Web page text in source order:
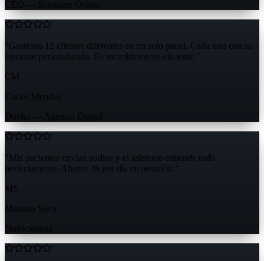
CEO — Boutique Online
"Gestiono 12 clientes diferentes en un solo panel. Cada uno con su
asistente personalizado. Es increíblemente eficiente."
CM
Carlos Mendes
Dueño — Agencia Digital
" Mis pacientes envían audios y el asistente entiende todo
perfectamente. Ahorro 3h por día en atención."
MS
Mariana Silva
Nutricionista